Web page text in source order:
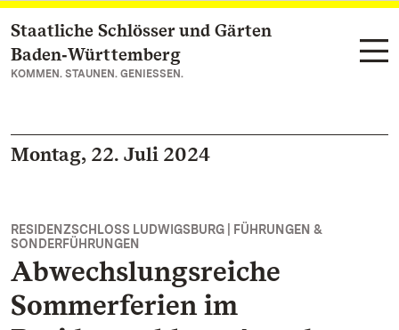
Zum Hauptinhalt springen
Staatliche Schlösser und Gärten
Baden‑Württemberg
KOMMEN. STAUNEN. GENIESSEN.
Montag, 22. Juli 2024
RESIDENZSCHLOSS LUDWIGSBURG | FÜHRUNGEN &
SONDERFÜHRUNGEN
Abwechslungsreiche
Sommerferien im